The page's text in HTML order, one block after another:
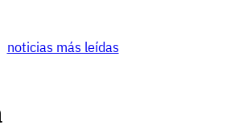
noticias más leídas